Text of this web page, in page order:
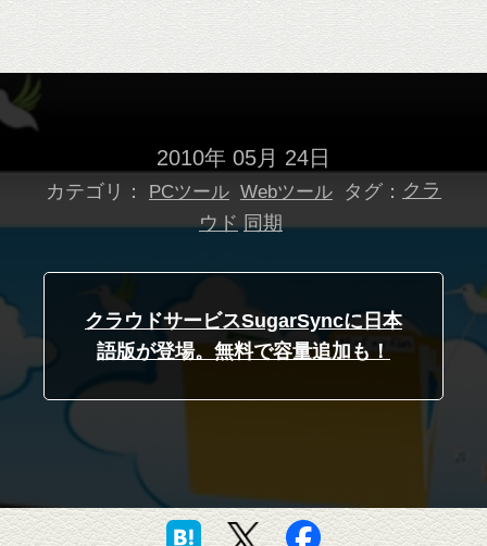
2010年 05月 24日
カテゴリ： PCツール Webツール タグ： クラ
ウド 同期
クラウドサービスSugarSyncに日本
語版が登場。無料で容量追加も！